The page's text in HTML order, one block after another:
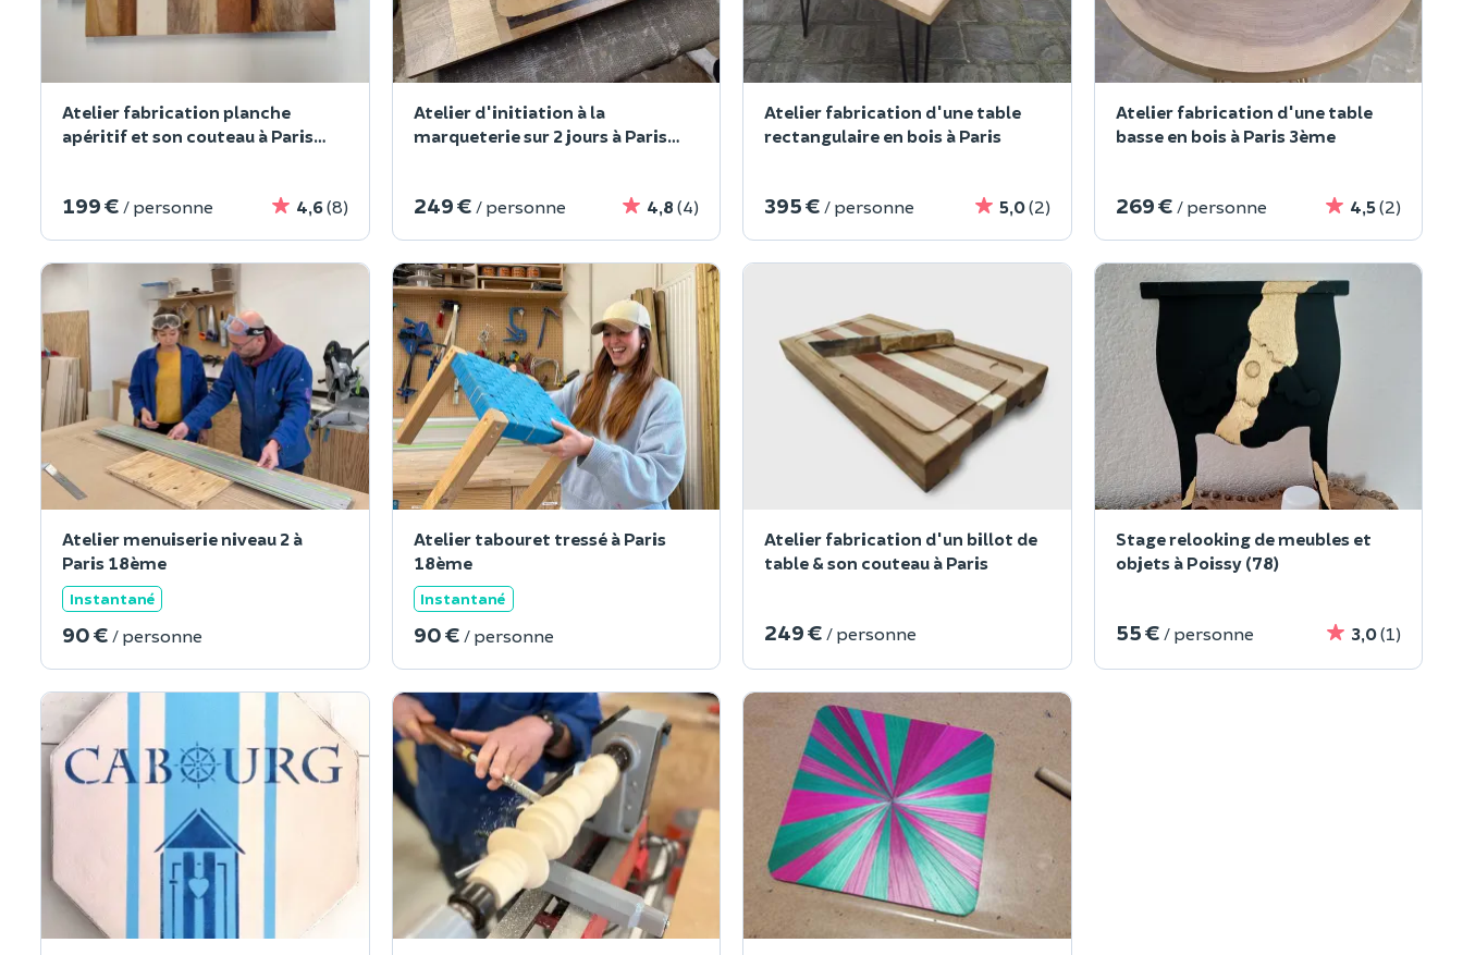
Atelier fabrication planche
apéritif et son couteau à Paris
199 € / personne 4,6(8)
Atelier d'initiation à la
marqueterie sur 2 jours à Paris
249 € / personne 4,8 (4)
Atelier fabrication d'une table
rectangulaire en bois à Paris
395 € / personne 5,0(2)
Atelier fabrication d'une table
basse en bois à Paris 3ème
269 € / personne 4,5(2)
Atelier menuiserie niveau 2 à
Paris 18ème
Instantané
90 € / personne
Atelier tabouret tressé à Paris
18ème
Instantané
90 € / personne
Atelier fabrication d'un billot de
table & son couteau à Paris
249 € / personne
Stage relooking de meubles et
objets à Poissy (78)
55 € / personne 3,0(1)